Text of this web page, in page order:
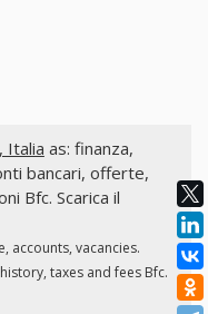
Italia as: finanza,
bancari, offerte,
Bfc. Scarica il
accounts, vacancies.
taxes and fees Bfc.